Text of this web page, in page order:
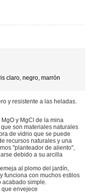
claro, negro, marrón
y resistente a las heladas.
y MgCl de la mina
son materiales naturales
de vidrio que se puede
recursos naturales y una
"planteador de aliento",
debido a su arcilla
al plomo del jardín,
funciona con muchos estilos
acabado simple.
envejece